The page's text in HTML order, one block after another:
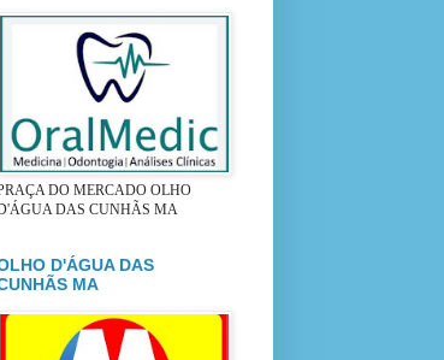
DO MERCADO OLHO
DAS CUNHÃS MA
D'ÁGUA DAS
MA